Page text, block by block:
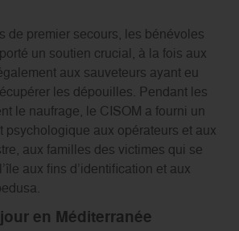
de premier secours, les bénévoles
un soutien crucial, à la fois aux
aux sauveteurs ayant eu
les dépouilles. Pendant les
le naufrage, le CISOM a fourni un
psychologique aux opérateurs et aux
aux familles des victimes qui se
aux fins d’identification et aux
en Méditerranée